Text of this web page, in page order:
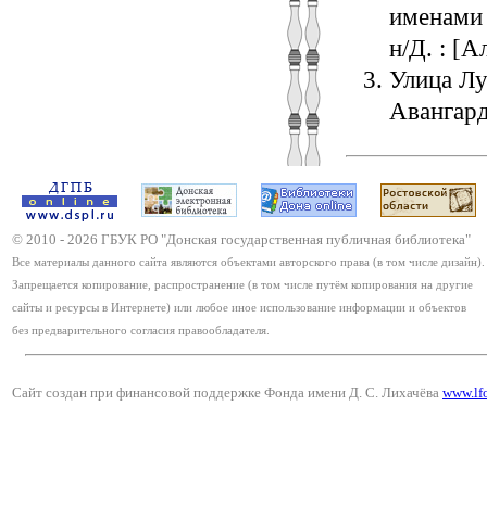
именами
н/Д. :
Улица
© 2010 - 2026 ГБУК РО "Донская государственная публичная библиотека"
Все материалы данного сайта являются объектами авторского права (в том числе дизайн).
Запрещается копирование, распространение (в том числе путём копирования на другие
сайты и ресурсы в Интернете) или любое иное использование информации и объектов
без предварительного согласия правообладателя.
Сайт создан при финансовой поддержке Фонда имени Д. С. Лихачёва